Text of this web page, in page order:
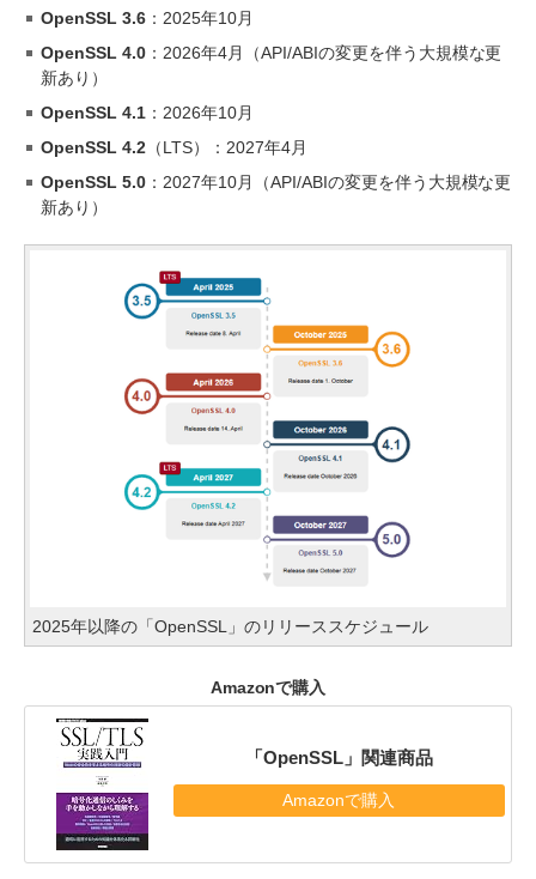
OpenSSL 3.6：2025年10月
OpenSSL 4.0：2026年4月（API/ABIの変更を伴う大規模な更
新あり）
OpenSSL 4.1：2026年10月
OpenSSL 4.2（LTS）：2027年4月
OpenSSL 5.0：2027年10月（API/ABIの変更を伴う大規模な更
新あり）
2025年以降の「OpenSSL」のリリーススケジュール
Amazonで購入
「OpenSSL」関連商品
Amazonで購入